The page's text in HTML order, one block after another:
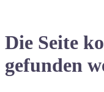
Die Seite
gefunden